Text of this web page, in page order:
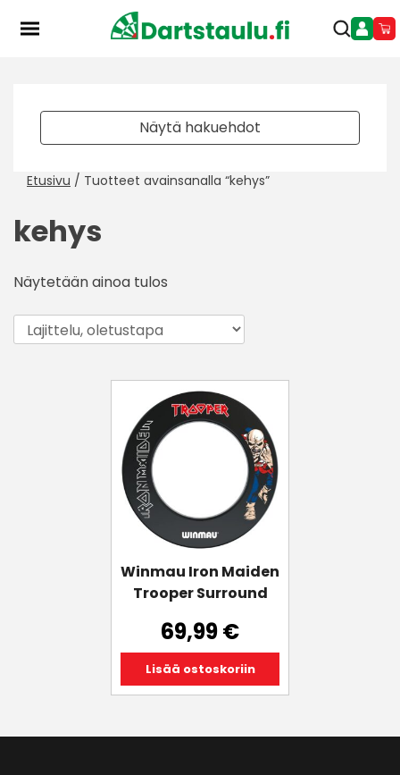
Näytä hakuehdot
Etusivu / Tuotteet avainsanalla “kehys”
kehys
Näytetään ainoa tulos
Winmau Iron Maiden
Trooper Surround
69,99€
Lisää ostoskoriin